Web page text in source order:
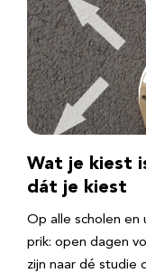
Wat je kiest
dát je kiest
Op alle scholen en
prik: open dagen
zijn naar dé studie